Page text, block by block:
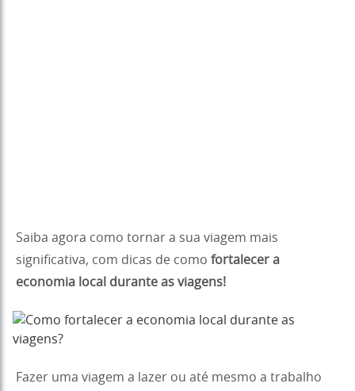
Saiba agora como tornar a sua viagem mais
significativa, com dicas de como fortalecer a
economia local durante as viagens!
Fazer uma viagem a lazer ou até mesmo a trabalho